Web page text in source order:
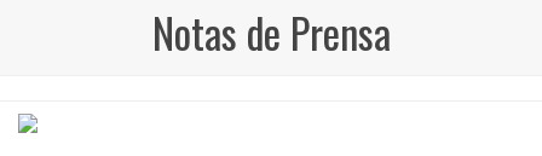
Notas de Prensa